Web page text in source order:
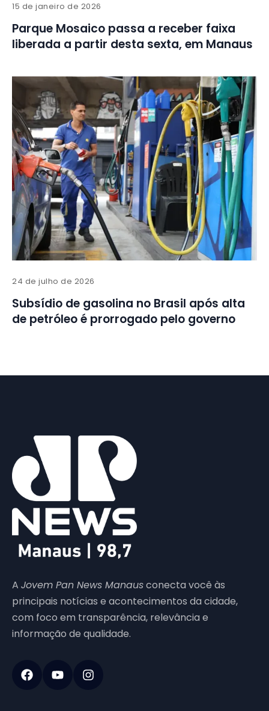
15 de janeiro de 2026
Parque Mosaico passa a receber faixa
liberada a partir desta sexta, em Manaus
24 de julho de 2026
Subsídio de gasolina no Brasil após alta
de petróleo é prorrogado pelo governo
A Jovem Pan News Manausconecta você às
principais notícias e acontecimentos da cidade,
com foco em transparência, relevância e
informação de qualidade.